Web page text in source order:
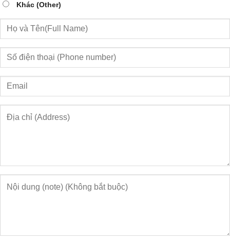
Khác (Other)